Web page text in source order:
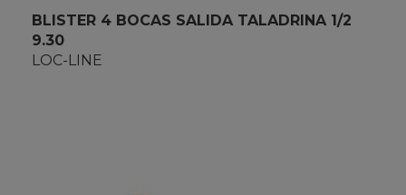
BLISTER 4 BOCAS SALIDA TALADRINA 1/2
9.30
LOC-LINE